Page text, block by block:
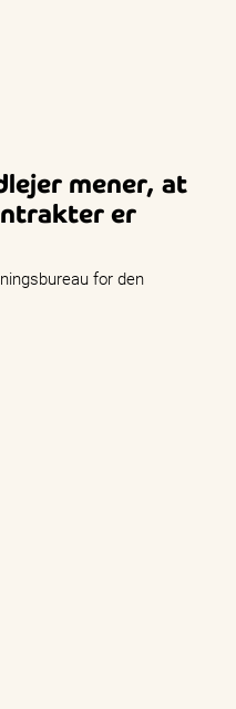
mener, at
er
for den